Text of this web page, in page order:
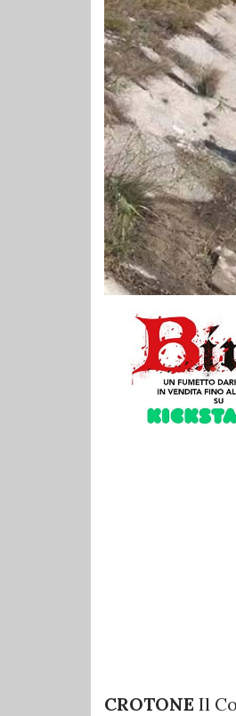
CROTONE Il